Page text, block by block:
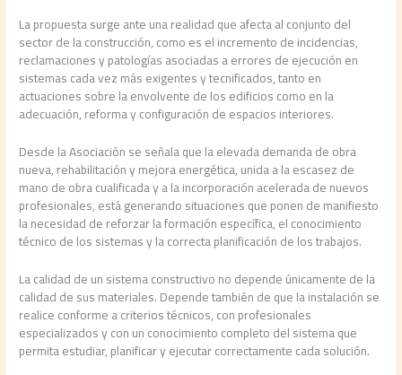
La propuesta surge ante una realidad que afecta al conjunto del
sector de la construcción, como es el incremento de incidencias,
reclamaciones y patologías asociadas a errores de ejecución en
sistemas cada vez más exigentes y tecnificados, tanto en
actuaciones sobre la envolvente de los edificios como en la
adecuación, reforma y configuración de espacios interiores.
Desde la Asociación se señala que la elevada demanda de obra
nueva, rehabilitación y mejora energética, unida a la escasez de
mano de obra cualificada y a la incorporación acelerada de nuevos
profesionales, está generando situaciones que ponen de manifiesto
la necesidad de reforzar la formación específica, el conocimiento
técnico de los sistemas y la correcta planificación de los trabajos.
La calidad de un sistema constructivo no depende únicamente de la
calidad de sus materiales. Depende también de que la instalación se
realice conforme a criterios técnicos, con profesionales
especializados y con un conocimiento completo del sistema que
permita estudiar, planificar y ejecutar correctamente cada solución.